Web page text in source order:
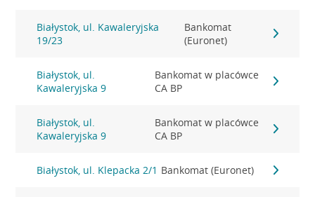
Białystok, ul. Kawaleryjska
19/23
Bankomat
(Euronet)
Białystok, ul.
Kawaleryjska 9
Bankomat w placówce
CA BP
Białystok, ul.
Kawaleryjska 9
Bankomat w placówce
CA BP
Białystok, ul. Klepacka 2/1 Bankomat (Euronet)